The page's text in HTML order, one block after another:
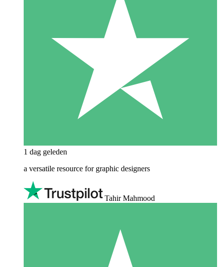
1 dag geleden
a versatile resource for graphic designers
Tahir Mahmood